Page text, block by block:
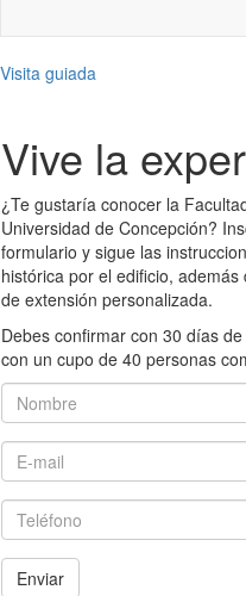
Visita guiada
Vive la
¿Te gustaría conocer la
Universidad de Concepción?
formulario y sigue las
histórica por el edificio,
de extensión personalizada.
Debes confirmar con 30 días
con un cupo de 40 personas
Nombre
E-mail
Teléfono
Enviar